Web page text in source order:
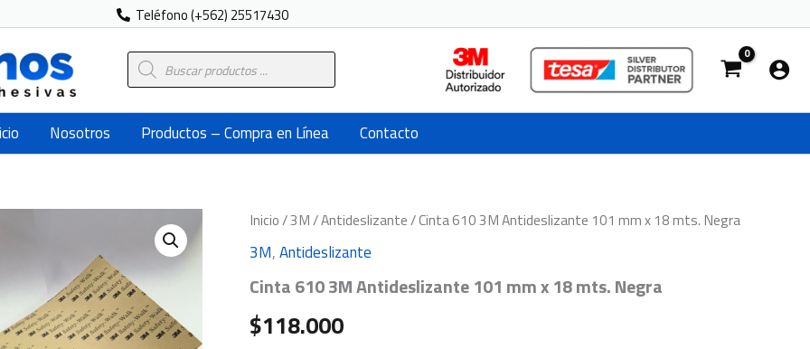
Teléfono (+562) 25517430
Búsqueda
de
Nosotros Productos – Compra en Línea Contacto
Inicio/3M/Antideslizante/ Cinta 610 3M Antideslizante 101 mm x 18 mts. Negra
3M,Antideslizante
Cinta 610 3M Antideslizante 101 mm x 18 mts. Negra
$118.000